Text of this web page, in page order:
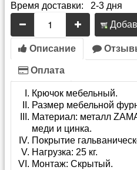
Время доставки: 2-3 дня
Описание
Оплата
Крючок мебельный.
Размер мебельной
Материал: металл
меди и цинка.
Покрытие
Нагрузка: 25 кг.
Монтаж: Скрытый.